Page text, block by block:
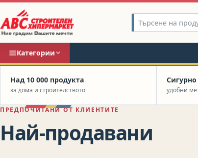
Категории
Заглавие на слайда
Над 10 000 продукта
за дома и строителството удобни
ПРЕДПОЧИТАНИ ОТ КЛИЕНТИТЕ
Най-продавани